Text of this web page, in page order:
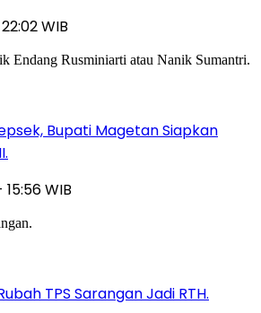
WIB
Bupati Magetan Siapkan
WIB
TPS Sarangan Jadi RTH.